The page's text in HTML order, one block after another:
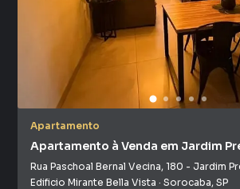
Apartamento
Apartamento à Venda em Jardim
Barros
Rua Paschoal Bernal Vecina, 180 - Jardim
Edificio Mirante Bella Vista · Sorocaba, SP